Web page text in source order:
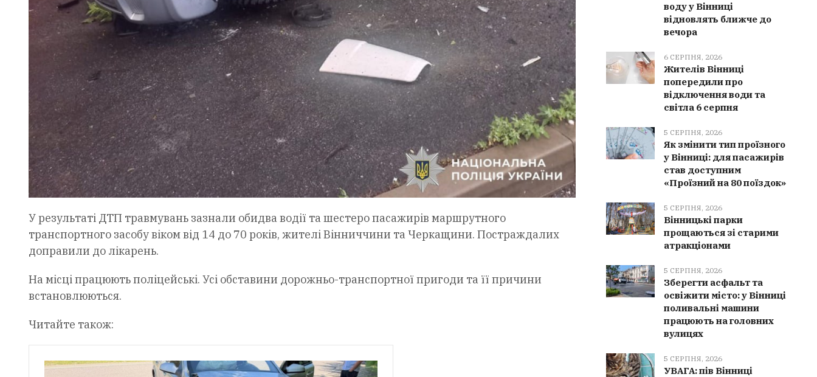
У результаті ДТП травмувань зазнали обидва водії та шестеро пасажирів маршрутного
транспортного засобу віком від 14 до 70 років, жителі Вінниччини та Черкащини. Постраждалих
доправили до лікарень.
На місці працюють поліцейські. Усі обставини дорожньо-транспортної пригоди та її причини
встановлюються.
Читайте також:
воду у Вінниці
відновлять ближче до
вечора
6 СЕРПНЯ, 2026
Жителів Вінниці
попередили про
відключення води та
світла 6 серпня
5 СЕРПНЯ, 2026
Як змінити тип проїзного
у Вінниці: для пасажирів
став доступним
«Проїзний на 80 поїздок»
5 СЕРПНЯ, 2026
Вінницькі парки
прощаються зі старими
атракціонами
5 СЕРПНЯ, 2026
Зберегти асфальт та
освіжити місто: у Вінниці
поливальні машини
працюють на головних
вулицях
5 СЕРПНЯ, 2026
УВАГА: пів Вінниці